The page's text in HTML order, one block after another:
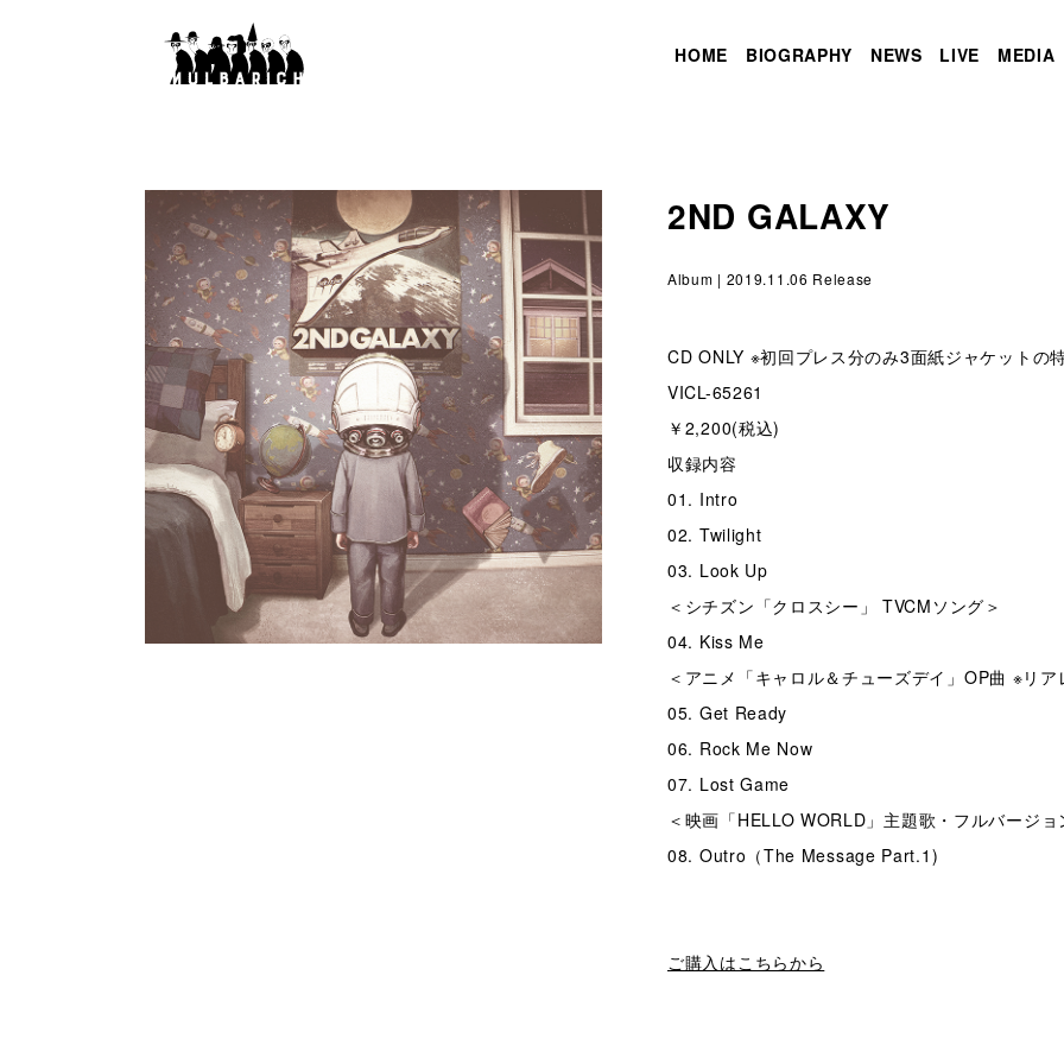
HOME BIOGRAPHY NEWS LIVE MEDIA
2ND GALAXY
Album | 2019.11.06 Release
CD ONLY ※初回プレス分のみ3面紙ジャケットの
VICL-65261
￥2,200(税込)
収録内容
01. Intro
02. Twilight
03. Look Up
＜シチズン「クロスシー」 TVCMソング＞
04. Kiss Me
＜アニメ「キャロル＆チューズデイ」OP曲 ※リア
05. Get Ready
06. Rock Me Now
07. Lost Game
＜映画「HELLO WORLD」主題歌・フルバージョ
08. Outro（The Message Part.1)
ご購入はこちらから